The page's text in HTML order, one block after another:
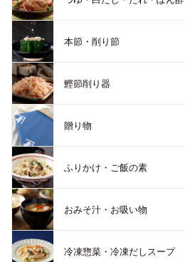
本節・削り節
鰹節削り器
贈り物
ふりかけ・ご飯の素
おみそ汁・お吸い物
冷凍惣菜・冷凍だしスープ